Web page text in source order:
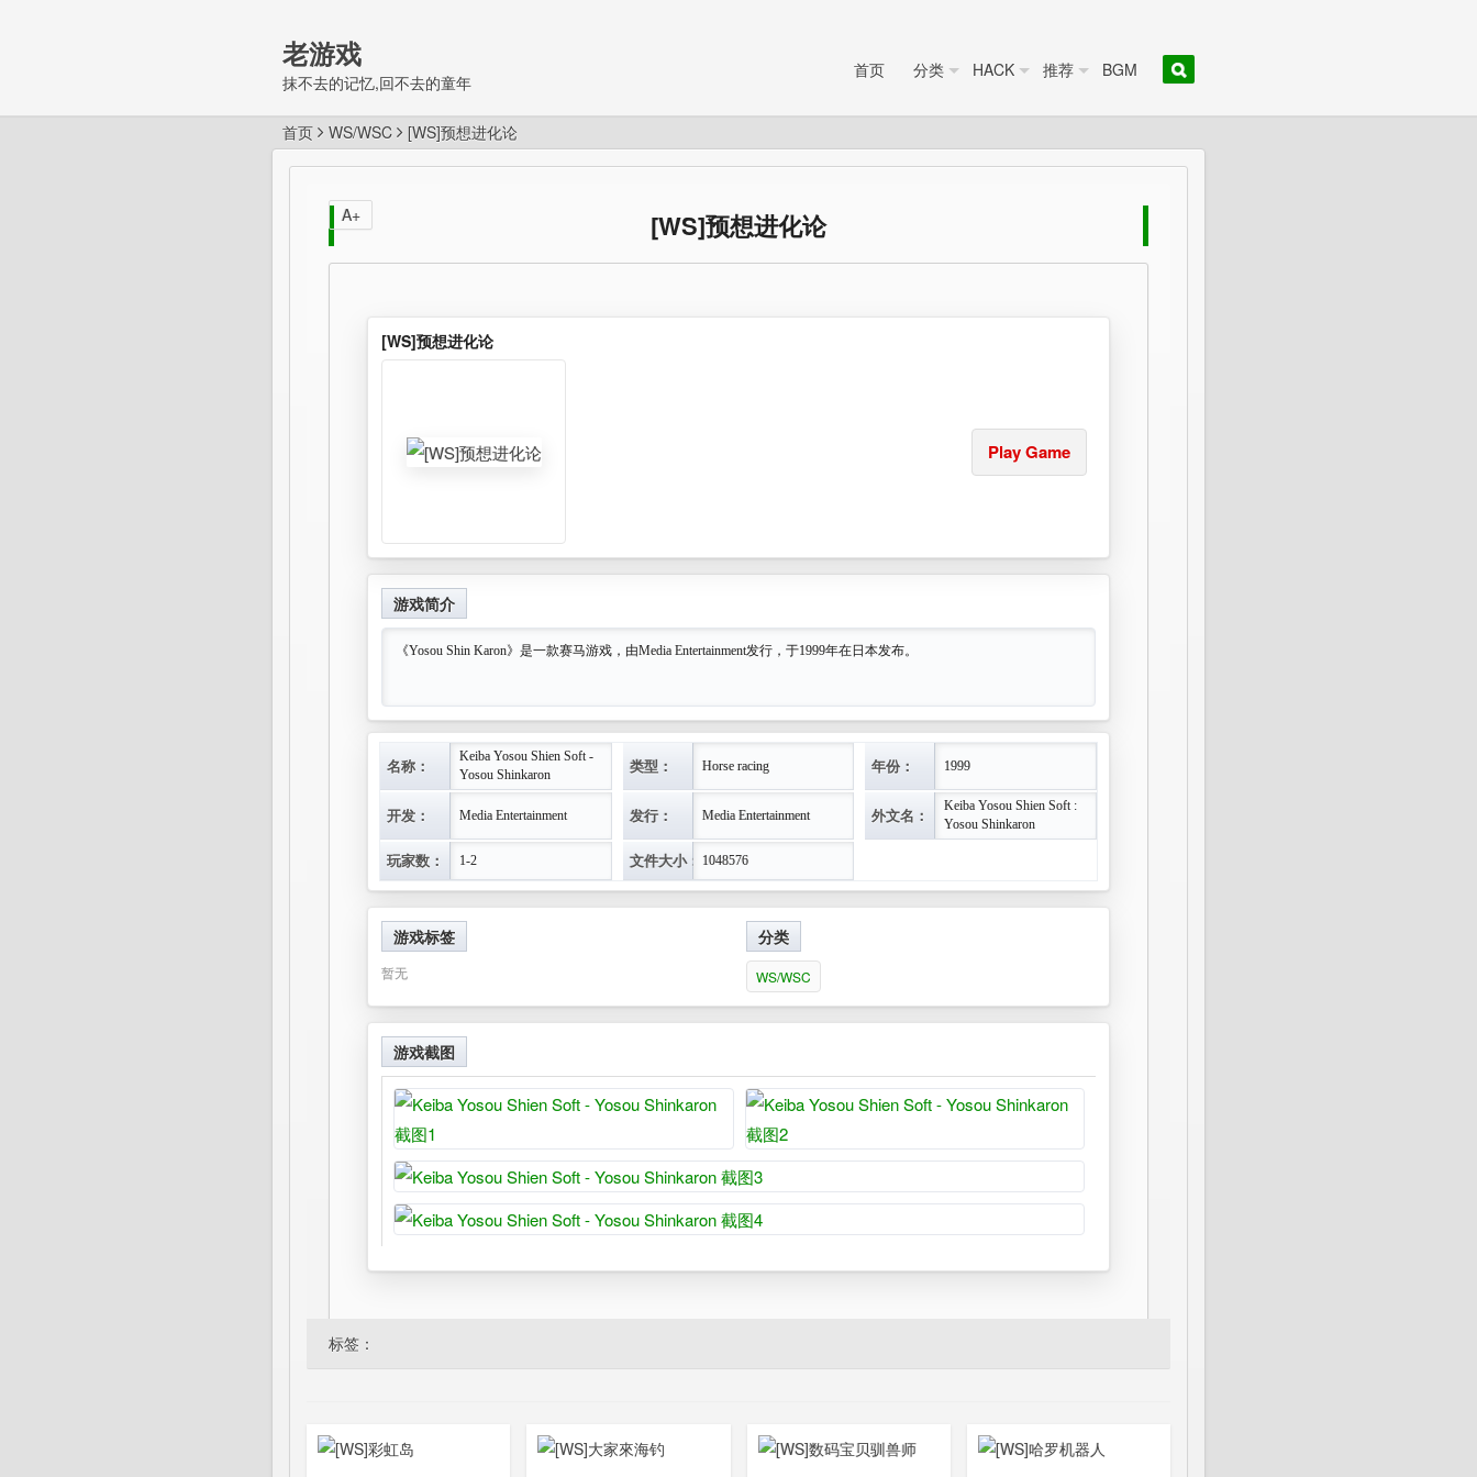
老游戏
抹不去的记忆,回不去的童年
首页 分类 HACK 推荐 BGM
首页 WS/WSC [WS]预想进化论
[WS]预想进化论
[WS]预想进化论
Play Game
游戏简介
《Yosou Shin Karon》是一款赛马游戏，由Media Entertainment发行，于1999年在日本发布。
名称：
Keiba Yosou Shien Soft -
Yosou Shinkaron
类型： Horse racing 年份： 1999
开发： Media Entertainment 发行： Media Entertainment 外文名：
Keiba Yosou Shien Soft :
Yosou Shinkaron
玩家数： 1-2 文件大小： 1048576
游戏标签
暂无
分类
WS/WSC
游戏截图
A+
标签：